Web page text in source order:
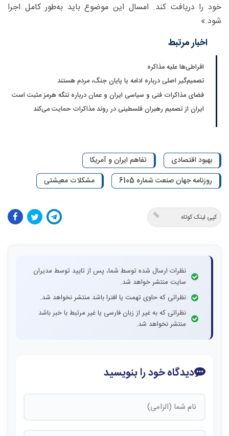
خود را دریافت کند. امسال این موضوع باید به‌طور کامل اجرا
شود.»
اخبار مرتبط
افراطی‌ها علیه مذاکره
تصمیم‌گیر اصلی درباره ادامه یا پایان جنگ، مردم هستند
فضای مذاکرات فنی و سیاسی ایران و عمان درباره تنگه هرمز مثبت است
ایران از تصمیم رهبران فلسطینی در روند مذاکرات حمایت می‌کند
بهبود اقتصادی
تفاهم ایران و آمریکا
روزنامه جهان صنعت شماره 6105
مشکلات معیشتی
کپی لینک کوتاه
نظرات ارسال شده توسط شما، پس از تایید توسط مدیران
سایت منتشر خواهد شد.
نظراتی که حاوی تهمت یا افترا باشد منتشر نخواهد شد.
نظراتی که به غیر از زبان فارسی یا غیر مرتبط با خبر باشد
منتشر نخواهد شد.
دیدگاه خود را بنویسید